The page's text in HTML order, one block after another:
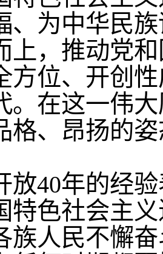
、为中华民
上，推动党
方位、开创
。在这一伟
格、昂扬的
40年的经
特色社会主
族人民不懈